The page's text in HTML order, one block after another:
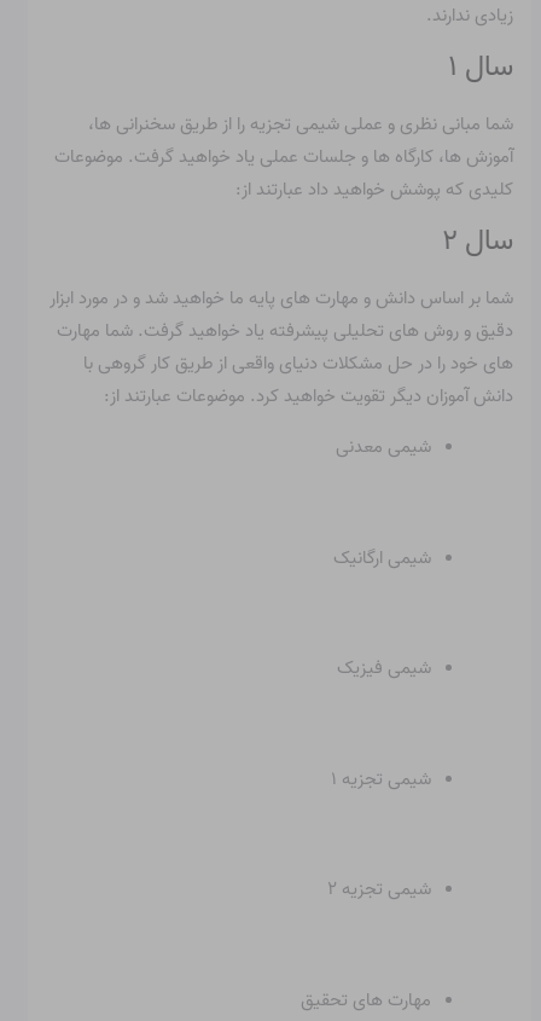
زیادی ندارند.
سال ۱
شما مبانی نظری و عملی شیمی تجزیه را از طریق سخنرانی ها،
آموزش ها، کارگاه ها و جلسات عملی یاد خواهید گرفت. موضوعات
کلیدی که پوشش خواهید داد عبارتند از:
سال ۲
شما بر اساس دانش و مهارت های پایه ما خواهید شد و در مورد ابزار
دقیق و روش های تحلیلی پیشرفته یاد خواهید گرفت. شما مهارت
های خود را در حل مشکلات دنیای واقعی از طریق کار گروهی با
دانش آموزان دیگر تقویت خواهید کرد. موضوعات عبارتند از:
شیمی معدنی
شیمی ارگانیک
شیمی فیزیک
شیمی تجزیه ۱
شیمی تجزیه ۲
مهارت های تحقیق